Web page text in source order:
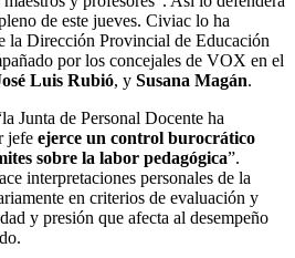
de este jueves. Civiac lo ha
la Dirección Provincial de Educación
por los concejales de VOX en el
Luis Rubió, y Susana Magán.
Junta de Personal Docente ha
jefe ejerce un control burocrático
sobre la labor pedagógica”.
interpretaciones personales de la
en criterios de evaluación y
y presión que afecta al desempeño